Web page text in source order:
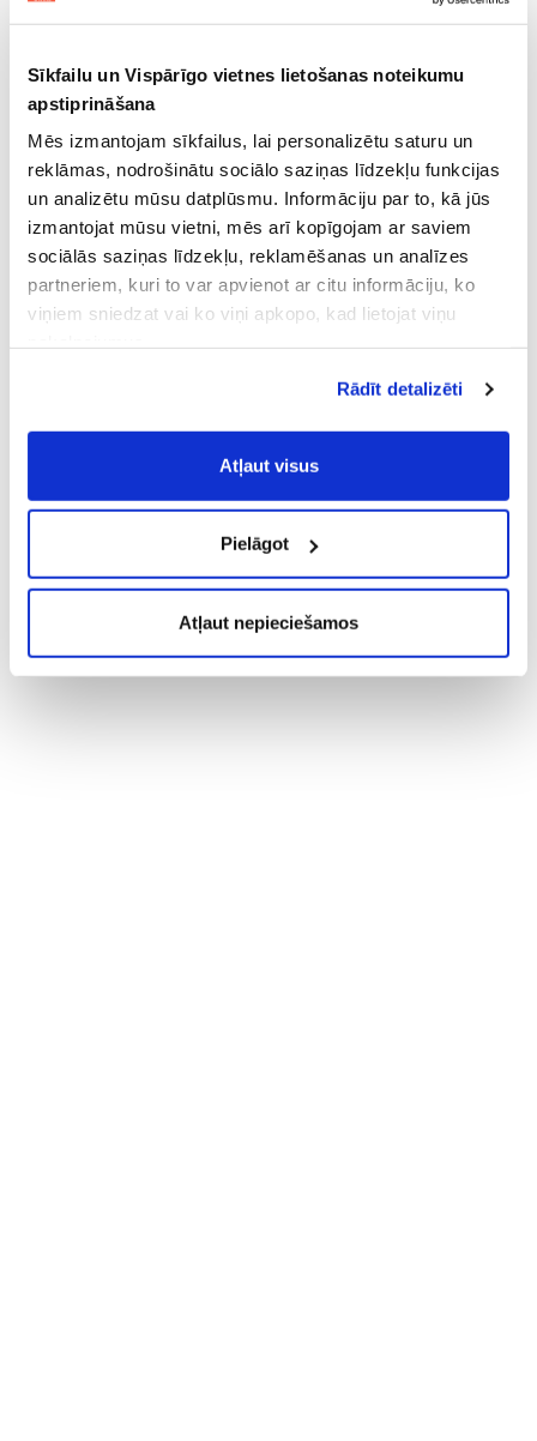
Sīkfailu un Vispārīgo vietnes lietošanas noteikumu
apstiprināšana
Mēs izmantojam sīkfailus, lai personalizētu saturu un
reklāmas, nodrošinātu sociālo saziņas līdzekļu funkcijas
un analizētu mūsu datplūsmu. Informāciju par to, kā jūs
izmantojat mūsu vietni, mēs arī kopīgojam ar saviem
sociālās saziņas līdzekļu, reklamēšanas un analīzes
partneriem, kuri to var apvienot ar citu informāciju, ko
viņiem sniedzat vai ko viņi apkopo, kad lietojat viņu
Vispārīgiem vietnes lietošanas
noteikumiem(saīsināti - VVLN).
Rādīt detalizēti
Atļaut visus
Pielāgot
Atļaut nepieciešamos